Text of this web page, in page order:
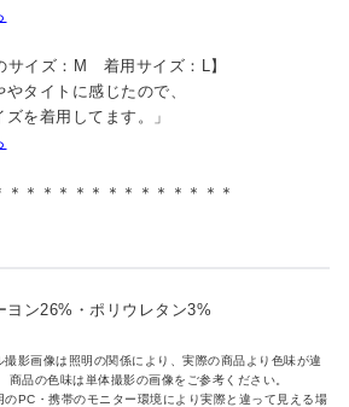
サイズ：M 着用サイズ：L】
タイトに感じたので、
を着用してます。」
＊＊＊＊＊＊＊＊＊＊＊＊＊＊
ヨン26%・ポリウレタン3%
影画像は照明の関係により、実際の商品より色味が違
商品の色味は単体撮影の画像をご参考ください。
PC・携帯のモニター環境により実際と違って見える場